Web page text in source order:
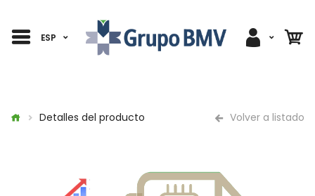
ESP
Detalles del producto Volver a listado